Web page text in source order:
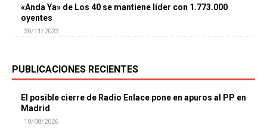
«Anda Ya» de Los 40 se mantiene líder con 1.773.000
oyentes
30/11/2023
PUBLICACIONES RECIENTES
El posible cierre de Radio Enlace pone en apuros al PP en
Madrid
10/08/2026